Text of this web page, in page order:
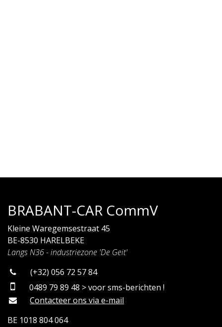
BRABANT-CAR CommV
Kleine Waregemsestraat 45
BE-8530 HARELBEKE
Langs N36 - industriezone 'De Geit'
(+32) 056 72 57 84
0489 79 89 48 > voor sms-berichten !
Contacteer ons via e-mail
BE 1018 804 064